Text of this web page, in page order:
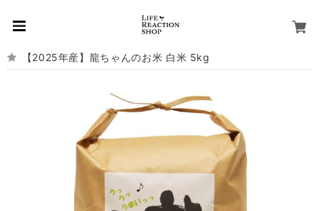
【2025年産】龍ちゃんのお米 白米 5kg